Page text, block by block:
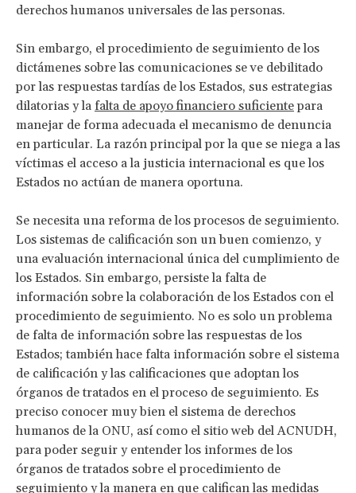
derechos humanos universales de las personas.
Sin embargo, el procedimiento de seguimiento de los
dictámenes sobre las comunicaciones se ve debilitado
por las respuestas tardías de los Estados, sus estrategias
dilatorias y la falta de apoyo financiero suficientepara
manejar de forma adecuada el mecanismo de denuncia
en particular. La razón principal por la que se niega a las
víctimas el acceso a la justicia internacional es que los
Estados no actúan de manera oportuna.
Se necesita una reforma de los procesos de seguimiento.
Los sistemas de calificación son un buen comienzo, y
una evaluación internacional única del cumplimiento de
los Estados. Sin embargo, persiste la falta de
información sobre la colaboración de los Estados con el
procedimiento de seguimiento. No es solo un problema
de falta de información sobre las respuestas de los
Estados; también hace falta información sobre el sistema
de calificación y las calificaciones que adoptan los
órganos de tratados en el proceso de seguimiento. Es
preciso conocer muy bien el sistema de derechos
humanos de la ONU, así como el sitio web del ACNUDH,
para poder seguir y entender los informes de los
órganos de tratados sobre el procedimiento de
seguimiento y la manera en que califican las medidas